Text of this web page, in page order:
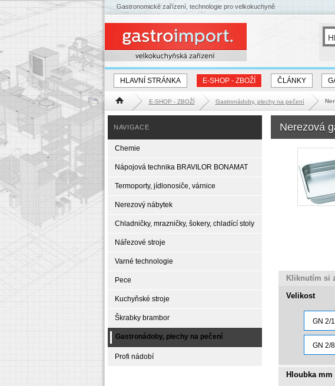
HLAVNÍ STRÁNKA E-SHOP - ZBOŽÍ ČLÁNKY
Hlavní stránka E-SHOP - ZBOŽÍ Gastronádoby, plechy na pečení
Nerezová
Kliknutím si
Velikost
GN 2/1
GN 2/8
Hloubka mm
NAVIGACE
Chemie
Nápojová technika BRAVILOR BONAMAT
Termoporty, jídlonosiče, várnice
Nerezový nábytek
Chladničky, mrazničky, šokery, chladící stoly
Nářezové stroje
Varné technologie
Pece
Kuchyňské stroje
Škrabky brambor
Gastronádoby, plechy na pečení
Profi nádobí
Gastronomické zařízení, technologie pro velkokuchyně